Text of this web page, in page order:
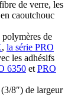
de verre, les
caoutchouc
de
, la série PRO
les adhésifs
6350 etPRO
8″) de largeur